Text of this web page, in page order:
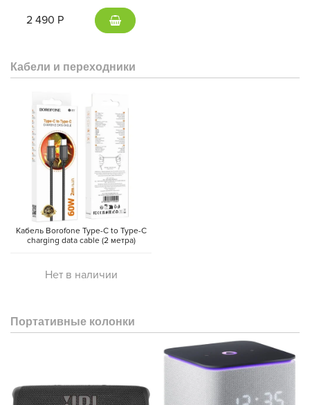
2 490 Р
Кабели и переходники
Кабель Borofone Type-C to Type-C
charging data cable (2 метра)
Нет в наличии
Портативные колонки